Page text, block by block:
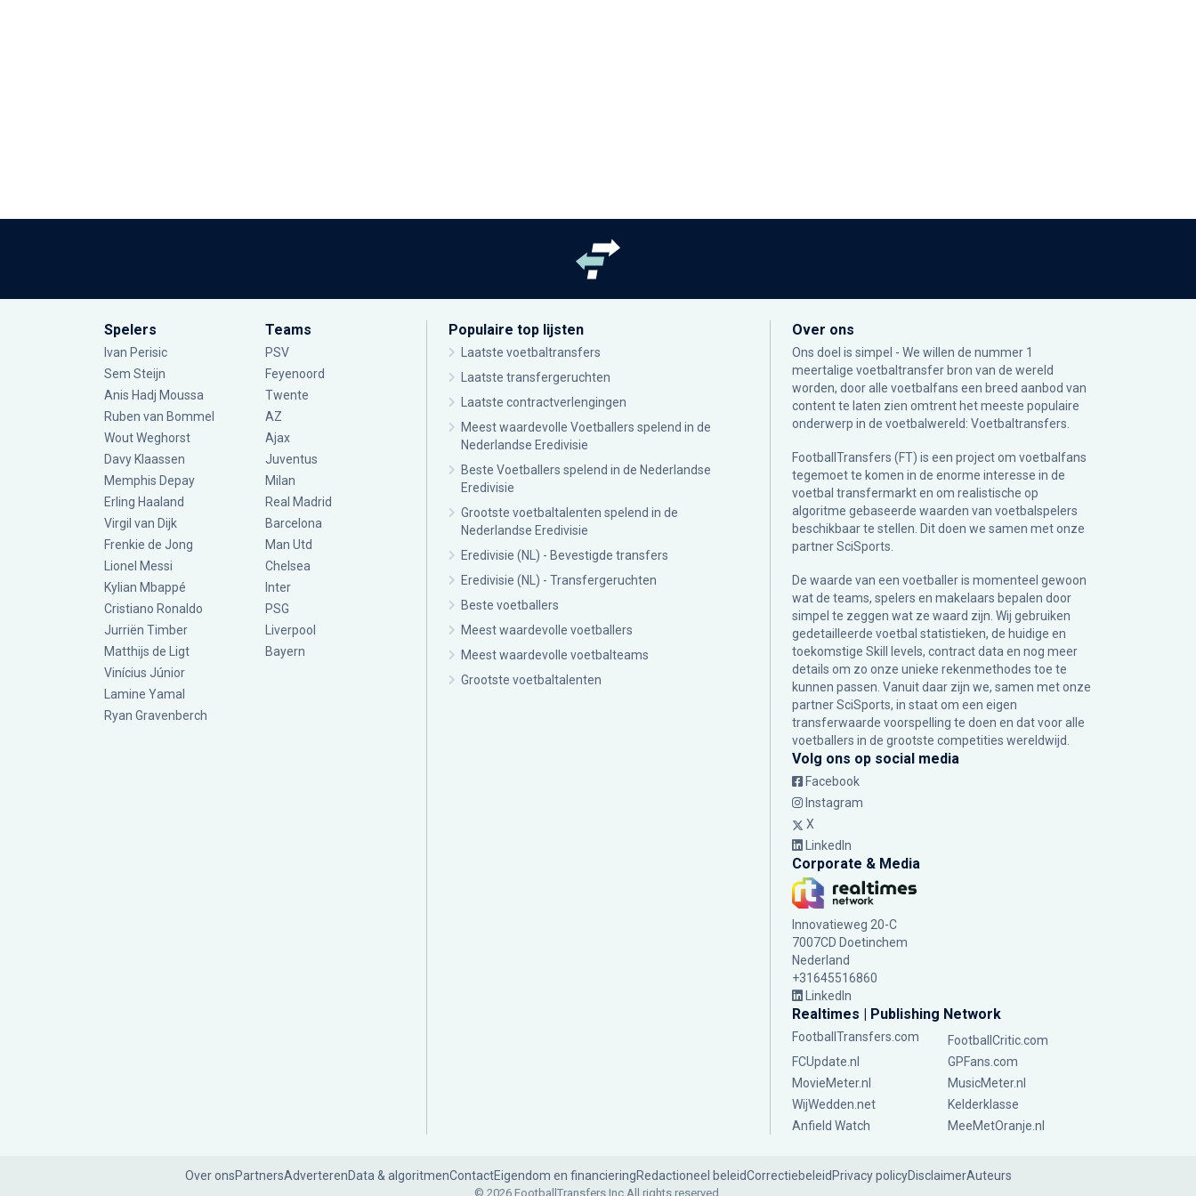
Spelers
Ivan Perisic
Sem Steijn
Anis Hadj Moussa
Ruben van Bommel
Wout Weghorst
Davy Klaassen
Memphis Depay
Erling Haaland
Virgil van Dijk
Frenkie de Jong
Lionel Messi
Kylian Mbappé
Cristiano Ronaldo
Jurriën Timber
Matthijs de Ligt
Vinícius Júnior
Lamine Yamal
Ryan Gravenberch
Teams
PSV
Feyenoord
Twente
AZ
Ajax
Juventus
Milan
Real Madrid
Barcelona
Man Utd
Chelsea
Inter
PSG
Liverpool
Bayern
Populaire top lijsten
Laatste voetbaltransfers
Laatste transfergeruchten
Laatste contractverlengingen
Meest waardevolle Voetballers spelend in de
Nederlandse Eredivisie
Beste Voetballers spelend in de Nederlandse
Eredivisie
Grootste voetbaltalenten spelend in de
Nederlandse Eredivisie
Eredivisie (NL) - Bevestigde transfers
Eredivisie (NL) - Transfergeruchten
Beste voetballers
Meest waardevolle voetballers
Meest waardevolle voetbalteams
Grootste voetbaltalenten
Over ons
Ons doel is simpel - We willen de nummer 1
meertalige voetbaltransfer bron van de wereld
worden, door alle voetbalfans een breed aanbod van
content te laten zien omtrent het meeste populaire
onderwerp in de voetbalwereld: Voetbaltransfers.
FootballTransfers (FT) is een project om voetbalfans
tegemoet te komen in de enorme interesse in de
voetbal transfermarkt en om realistische op
algoritme gebaseerde waarden van voetbalspelers
beschikbaar te stellen. Dit doen we samen met onze
partnerSciSports
De waarde van een voetballer is momenteel gewoon
wat de teams, spelers en makelaars bepalen door
simpel te zeggen wat ze waard zijn. Wij gebruiken
gedetailleerde voetbal statistieken, de huidige en
toekomstige Skill levels, contract data en nog meer
details om zo onze unieke rekenmethodes toe te
kunnen passen. Vanuit daar zijn we, samen met onze
partner SciSports, in staat om een eigen
transferwaarde voorspelling te doen en dat voor alle
voetballers in de grootste competities wereldwijd.
Volg ons op social media
Facebook
Instagram
X
LinkedIn
Corporate & Media
Innovatieweg 20-C
7007CD Doetinchem
Nederland
+31645516860
LinkedIn
Realtimes | Publishing Network
FootballTransfers.com
FootballCritic.com
FCUpdate.nl
GPFans.com
MovieMeter.nl
MusicMeter.nl
WijWedden.net
Kelderklasse
Anfield Watch
MeeMetOranje.nl
Over onsPartnersAdverterenData & algoritmenContactEigendom en financieringRedactioneel beleidCorrectiebeleid Privacy policyDisclaimerAuteurs
© 2026 FootballTransfers Inc. All rights reserved.